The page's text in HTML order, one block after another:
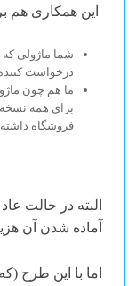
این همکاری هم
شما ماژولی که
درخواست
ما هم چون
برای همه نسخه
فروشگاه داشته
البته در حالت
آماده شدن آن
اما با این طرح